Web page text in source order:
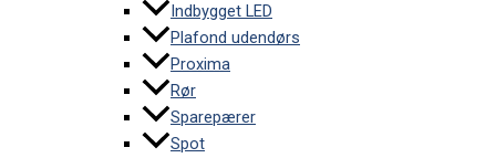
Indbygget LED
Plafond udendørs
Proxima
Rør
Sparepærer
Spot